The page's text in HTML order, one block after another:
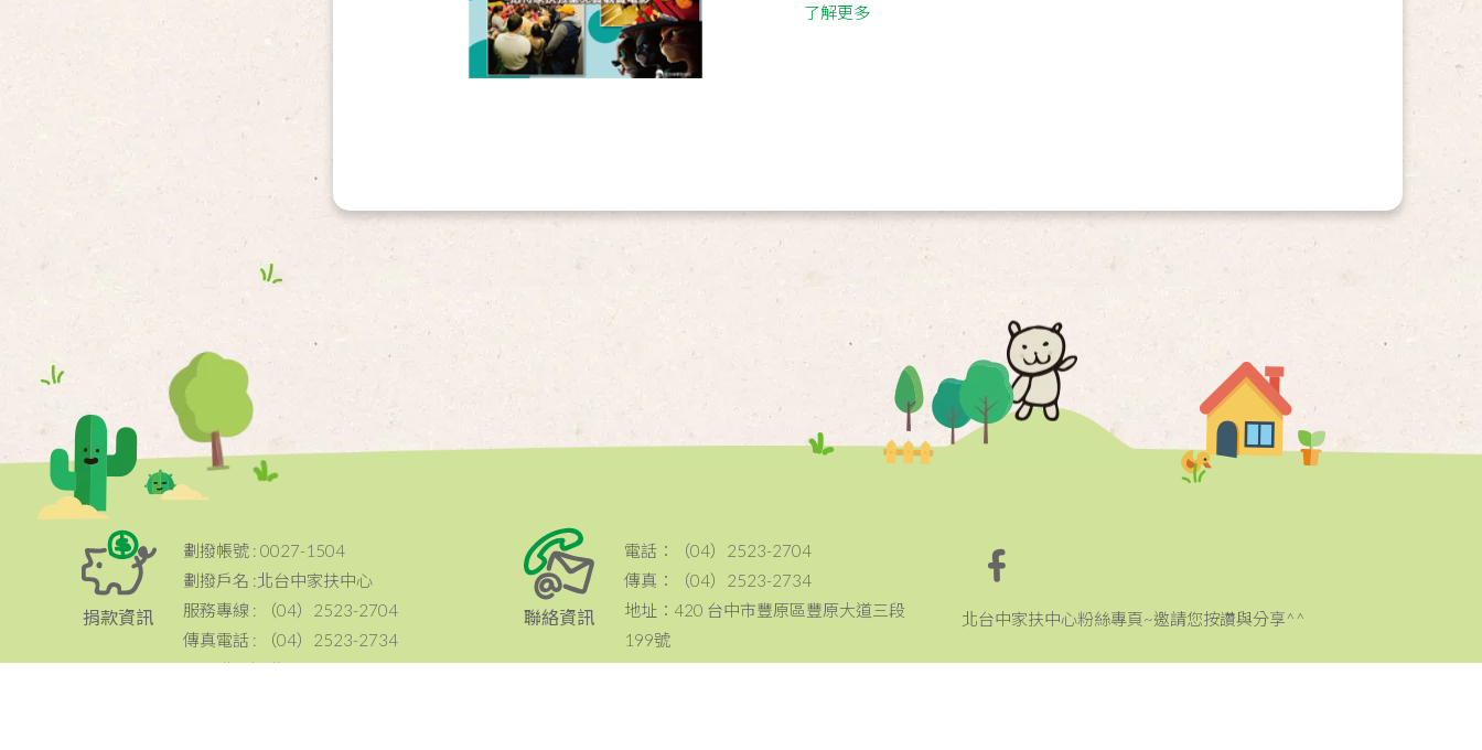
了解更多
捐款資訊
劃撥帳號 : 0027-1504
劃撥戶名 :北台中家扶中心
服務專線 : （04）2523-2704
傳真電話 : （04）2523-2734
電子發票捐贈碼：024
聯絡資訊
電話：（04）2523-2704
傳真：（04）2523-2734
地址：420 台中市豐原區豐原大道三段
199號
email：tcc@ccf.org.tw
北台中家扶中心粉絲專頁~邀請您按讚與分享^^